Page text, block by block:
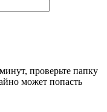
проверьте папку
может попасть